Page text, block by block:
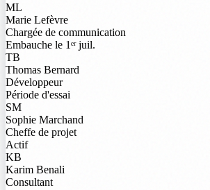
ML
Marie Lefèvre
Chargée de communication
Embauche le 1ᵉʳ juil.
TB
Thomas Bernard
Développeur
Période d'essai
SM
Sophie Marchand
Cheffe de projet
Actif
KB
Karim Benali
Consultant